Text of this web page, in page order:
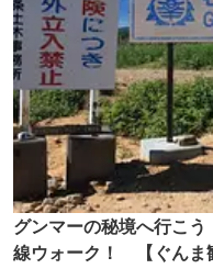
グンマーの秘境へ行こ
線ウォーク！ 【ぐんま